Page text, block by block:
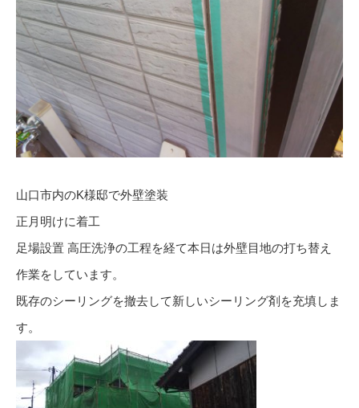
山口市内のK様邸で外壁塗装
正月明けに着工
足場設置 高圧洗浄の工程を経て本日は外壁目地の打ち替え
作業をしています。
既存のシーリングを撤去して新しいシーリング剤を充填しま
す。